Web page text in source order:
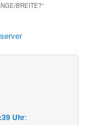
BREITE?“
Uhr: